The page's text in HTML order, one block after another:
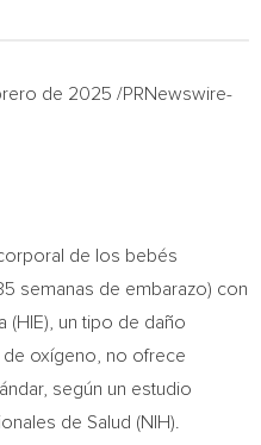
de 2025 /PRNewswire-
de los bebés
semanas de embarazo) con
(HIE), un tipo de daño
oxígeno, no ofrece
según un estudio
de Salud (NIH).